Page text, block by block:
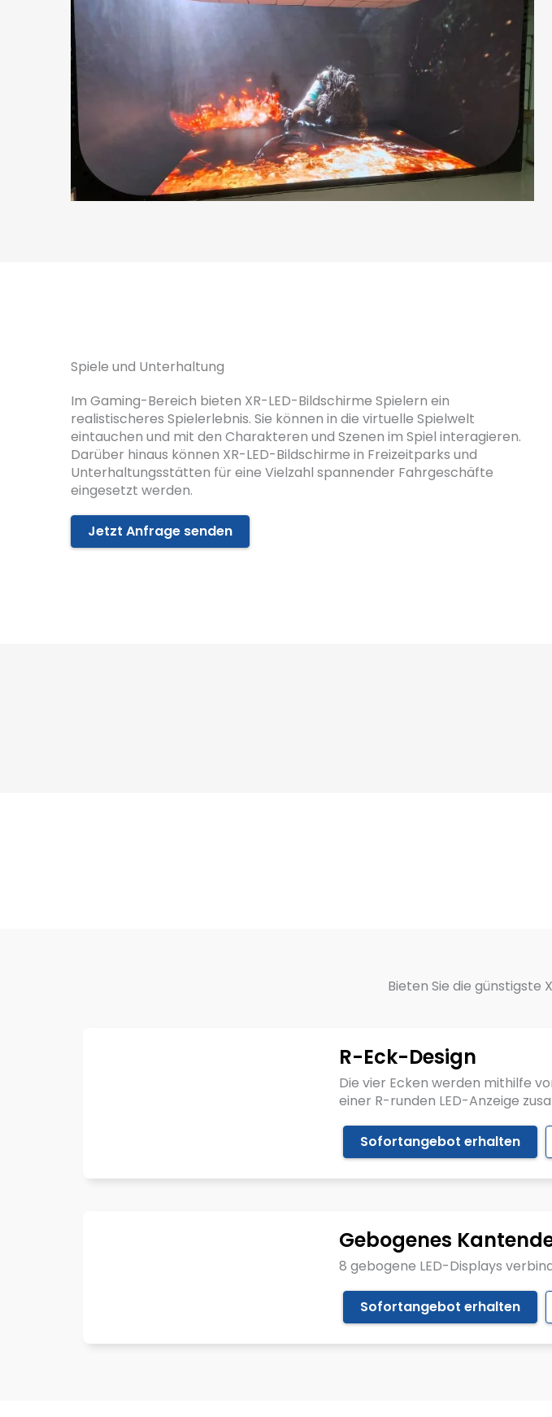
Spiele und Unterhaltung
Im Gaming-Bereich bieten XR-LED-Bildschirme Spielern ein
realistischeres Spielerlebnis. Sie können in die virtuelle Spielwelt
eintauchen und mit den Charakteren und Szenen im Spiel interagieren.
Darüber hinaus können XR-LED-Bildschirme in Freizeitparks und
Unterhaltungsstätten für eine Vielzahl spannender Fahrgeschäfte
eingesetzt werden.
Jetzt Anfrage senden
Bieten Sie die günstigste
R-Eck-Design
Die vier Ecken werden mithilfe
einer R-runden LED-Anzeige
Sofortangebot erhalten
Gebogenes
8 gebogene LED-Displays
Sofortangebot erhalten